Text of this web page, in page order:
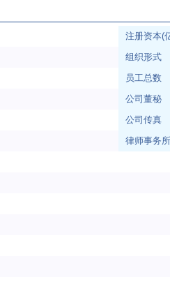
注册资本(
组织形式
员工总数
公司董秘
公司传真
律师事务所